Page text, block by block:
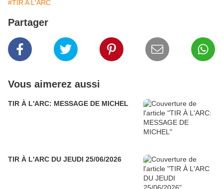
#TIR A L'ARC
Partager
Vous aimerez aussi
TIR À L'ARC: MESSAGE DE MICHEL
TIR À L'ARC DU JEUDI 25/06/2026